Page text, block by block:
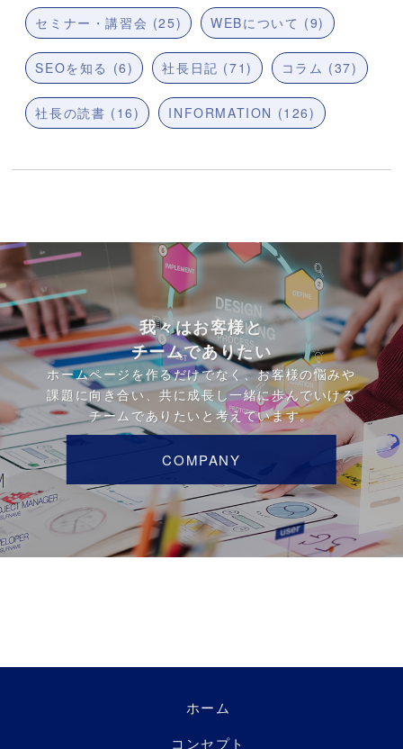
セミナー・講習会 (25) WEBについて (9)
SEOを知る (6) 社長日記 (71) コラム (37)
社長の読書 (16) INFORMATION (126)
我々はお客様と
チームでありたい
ホームページを作るだけでなく、お客様の悩みや
課題に向き合い、共に成長し一緒に歩んでいける
チームでありたいと考えています。
COMPANY
ホーム
コンセプト